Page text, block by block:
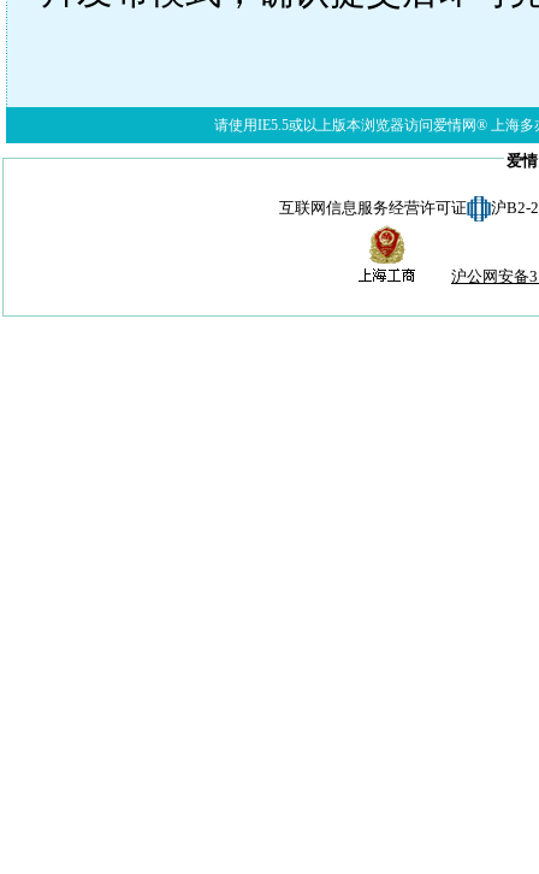
请使用IE5.5或以上版本浏览器访问爱情网® 上海多
爱
互联网信息服务经营许可证 沪B2-
沪公网安备